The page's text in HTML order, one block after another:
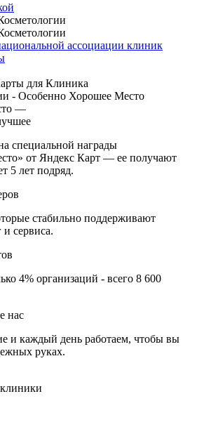
ассоциации клиник
—
специальной награды
от Яндекс Карт — ее получают
5 лет подряд.
стабильно поддерживают
и сервиса.
4% организаций - всего 8 600
нас
и каждый день работаем, чтобы вы
руках.